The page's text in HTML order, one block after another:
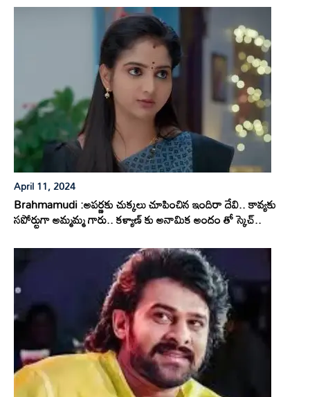
April 11, 2024
Brahmamudi :అపర్ణకు చుక్కలు చూపించిన ఇందిరా దేవి.. కావ్యకు
సపోర్టుగా అమ్మమ్మ గారు.. కళ్యాణ్ కు అనామిక అందం తో స్కెచ్..